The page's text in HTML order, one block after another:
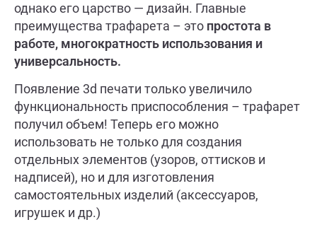
однако его царство — дизайн. Главные
преимущества трафарета – это простота в
работе, многократность использования и
универсальность.
Появление 3d печати только увеличило
функциональность приспособления – трафарет
получил объем! Теперь его можно
использовать не только для создания
отдельных элементов (узоров, оттисков и
надписей), но и для изготовления
самостоятельных изделий (аксессуаров,
игрушек и др.)